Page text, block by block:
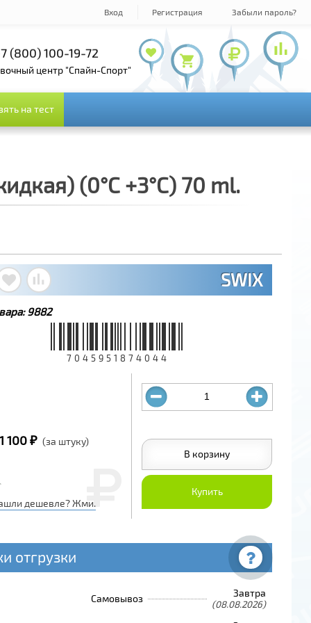
Вход Регистрация Забыли пароль?
+7 (495) 143-73-73
(800) 100-19-72
центр "Спайн-Спорт"
на тест
на тест
(0°С +3°С) 70 ml.
SWIX
9882
7045951874044
1 100 ₽ (за штуку)
дешевле? Жми.
В корзину
Купить
отгрузки
Самовывоз Завтра
(08.08.2026)